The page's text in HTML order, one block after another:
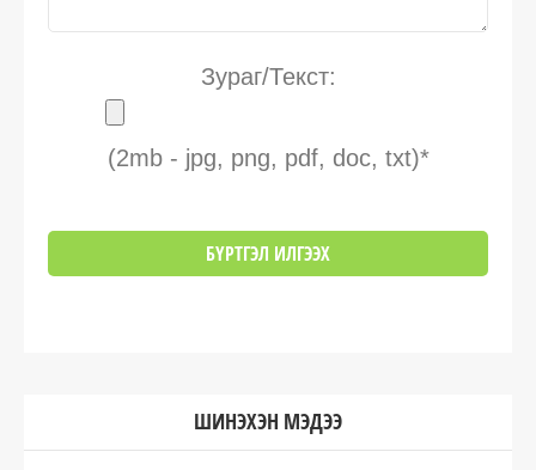
Зураг/Текст:
(2mb - jpg, png, pdf, doc, txt)*
ШИНЭХЭН МЭДЭЭ